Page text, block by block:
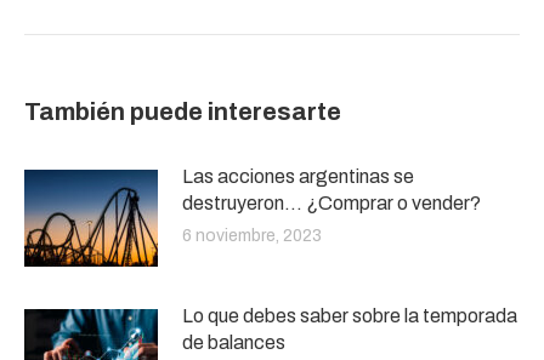
También puede interesarte
Las acciones argentinas se
destruyeron… ¿Comprar o vender?
6 noviembre, 2023
Lo que debes saber sobre la temporada
de balances